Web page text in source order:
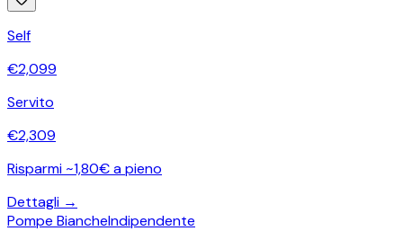
Self
€2,099
Servito
€2,309
Risparmi ~1,80€ a pieno
Dettagli →
Pompe BiancheIndipendente